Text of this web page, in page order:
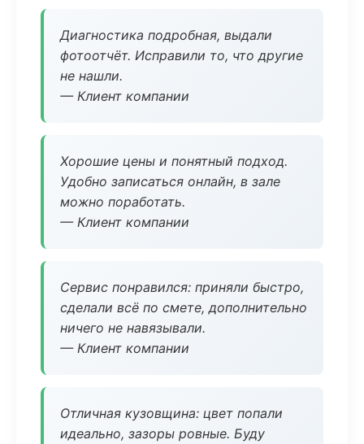
Диагностика подробная, выдали
фотоотчёт. Исправили то, что другие
не нашли.
— Клиент компании
Хорошие цены и понятный подход.
Удобно записаться онлайн, в зале
можно поработать.
— Клиент компании
Сервис понравился: приняли быстро,
сделали всё по смете, дополнительно
ничего не навязывали.
— Клиент компании
Отличная кузовщина: цвет попали
идеально, зазоры ровные. Буду